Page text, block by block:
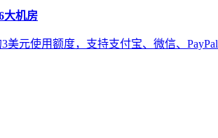
大机房
元使用额度，支持支付宝、微信、